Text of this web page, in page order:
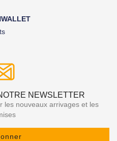
NEWSLETTER
les nouveaux arrivages et les